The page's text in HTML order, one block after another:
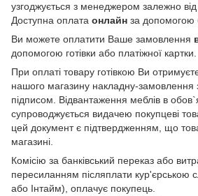
узгоджується з менеджером залежно від
Доступна оплата онлайн за допомогою
Ви можете оплатити Ваше замовлення
допомогою готівки або платіжної картки.
При оплаті товару готівкою Ви
нашого магазину накладну-замовлення
підписом. Відвантаження меблів в
супроводжується видачею покупцеві
цей документ є підтвердженням, що
магазині.
Комісію за банківський переказ або
пересиланням післяплати
або Інтайм), оплачує покупець.